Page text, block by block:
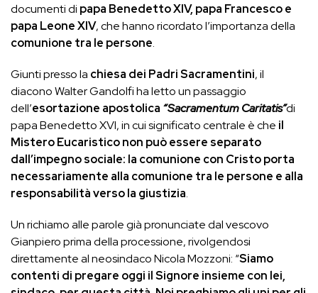
documenti di papa Benedetto XIV, papa Francesco e
papa Leone XIV, che hanno ricordato l’importanza della
comunione tra le persone.
Giunti presso la chiesa dei Padri Sacramentini, il
diacono Walter Gandolfi ha letto un passaggio
dell’esortazione apostolica “Sacramentum Caritatis”di
papa Benedetto XVI, in cui significato centrale è che il
Mistero Eucaristico non può essere separato
dall’impegno sociale: la comunione con Cristo porta
necessariamente alla comunione tra le persone e alla
responsabilità verso la giustizia.
Un richiamo alle parole già pronunciate dal vescovo
Gianpiero prima della processione, rivolgendosi
direttamente al neosindaco Nicola Mozzoni: “Siamo
contenti di pregare oggi il Signore insieme con lei,